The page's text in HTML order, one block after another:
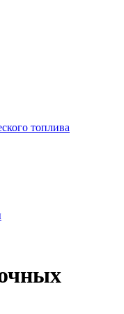
топлива